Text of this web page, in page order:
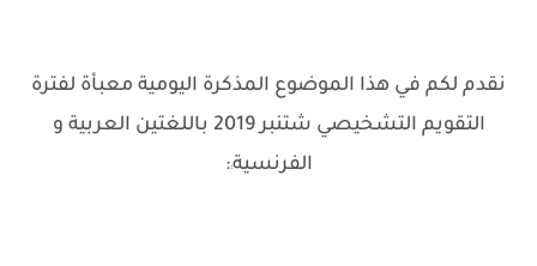
نقدم لكم في هذا الموضوع المذكرة اليومية معبأة لفترة
التقويم التشخيصي شتنبر 2019 باللغتين العربية و
الفرنسية:
: